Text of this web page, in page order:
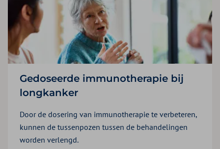
Gedoseerde immunotherapie bij
longkanker
Door de dosering van immunotherapie te verbeteren,
kunnen de tussenpozen tussen de behandelingen
worden verlengd.